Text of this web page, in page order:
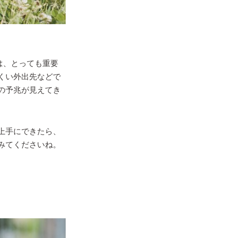
、とっても重要
い外出先などで
予兆が見えてき
にできたら、
くださいね。